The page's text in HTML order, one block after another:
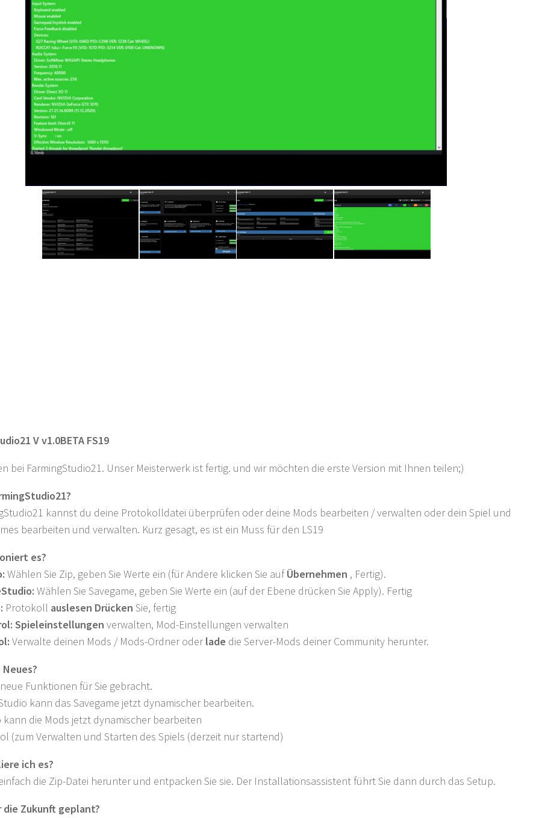
V v1.0BETA FS19
bei FarmingStudio21. Unser Meisterwerk ist fertig. und wir möchten die erste Version mit Ihnen teilen;)
kannst du deine Protokolldatei überprüfen oder deine Mods bearbeiten / verwalten oder dein Spiel und
bearbeiten und verwalten. Kurz gesagt, es ist ein Muss für den LS19
es?
Wählen Sie Zip, geben Sie Werte ein (für Andere klicken Sie aufÜbernehmen , Fertig).
Wählen Sie Savegame, geben Sie Werte ein (auf der Ebene drücken Sie Apply). Fertig
Protokoll auslesen Drücken Sie, fertig
Spieleinstellungen verwalten, Mod-Einstellungen verwalten
Verwalte deinen Mods / Mods-Ordner oderlade die Server-Mods deiner Community herunter.
Funktionen für Sie gebracht.
kann das Savegame jetzt dynamischer bearbeiten.
kann die Mods jetzt dynamischer bearbeiten
(zum Verwalten und Starten des Spiels (derzeit nur startend)
ich es?
die Zip-Datei herunter und entpacken Sie sie. Der Installationsassistent führt Sie dann durch das Setup.
die Zukunft geplant?